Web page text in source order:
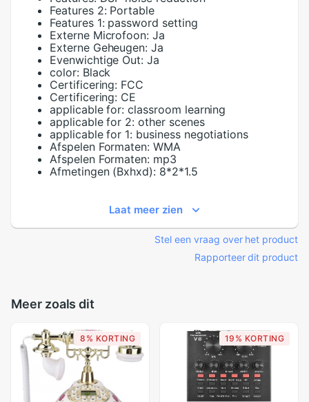
Features 2: Portable
Features 1: password setting
Externe Microfoon: Ja
Externe Geheugen: Ja
Evenwichtige Out: Ja
color: Black
Certificering: FCC
Certificering: CE
applicable for: classroom learning
applicable for 2: other scenes
applicable for 1: business negotiations
Afspelen Formaten: WMA
Afspelen Formaten: mp3
Afmetingen (Bxhxd): 8*2*1.5
Laat meer zien
Stel een vraag over het product
Rapporteer dit product
Meer zoals dit
8% KORTING 19% KORTING